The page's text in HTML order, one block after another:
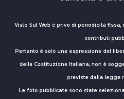
Visto Sul Web è privo di periodicità
contributi
Pertanto è solo una espressione del
della Costituzione Italiana, non è
previste dalla legge
Le foto pubblicate sono state